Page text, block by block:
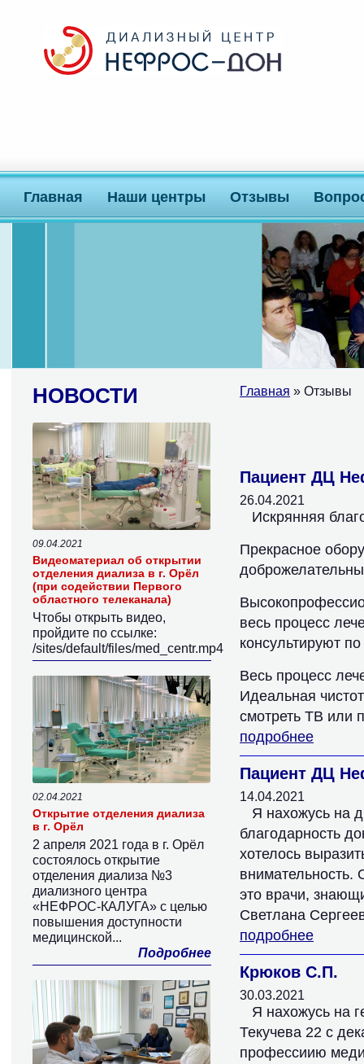
Главная Наши центры Отзывы
Главная » Отзывы
Пациент ДЦ
26.04.2021
Искрянняя
Прекрасное
весь процесс
консультируют
Весь процесс
Идеальная
смотреть ТВ или
подробнее
Пациент ДЦ
14.04.2021
Я нахожусь на
благодарность
хотелось
внимательность.
это врачи,
Светлана
подробнее
Крюков С.П.
30.03.2021
Я нахожусь на
Текучева 22 с
профессиию
Страницы
НОВОСТИ
09.04.2021
Видеоматериал об открытии
отделения диализа в г. Орёл
(при содействии Первого
областного телеканала)
Чтобы открыть видео,
пройдите по ссылке:
/sites/default/files/med_centr.mp4
02.04.2021
Открытие отделения диализа
в г. Орёл
2 апреля 2021 года в г. Орёл
состоялось открытие
отделения диализа №3
диализного центра
«НЕФРОС-КАЛУГА» с целью
повышения доступности
медицинской...
Подробнее